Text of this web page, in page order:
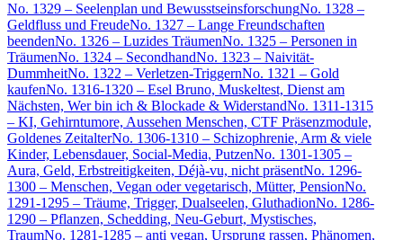
No. 1329 – Seelenplan und BewusstseinsforschungNo. 1328 –
Geldfluss und FreudeNo. 1327 – Lange Freundschaften
beendenNo. 1326 – Luzides TräumenNo. 1325 – Personen in
TräumenNo. 1324 – SecondhandNo. 1323 – Naivität-
DummheitNo. 1322 – Verletzen-TriggernNo. 1321 – Gold
kaufenNo. 1316-1320 – Esel Bruno, Muskeltest, Dienst am
Nächsten, Wer bin ich & Blockade & WiderstandNo. 1311-1315
– KI, Gehirntumore, Aussehen Menschen, CTF Präsenzmodule,
Goldenes ZeitalterNo. 1306-1310 – Schizophrenie, Arm & viele
Kinder, Lebensdauer, Social-Media, PutzenNo. 1301-1305 –
Aura, Geld, Erbstreitigkeiten, Déjà-vu, nicht präsentNo. 1296-
1300 – Menschen, Vegan oder vegetarisch, Mütter, PensionNo.
1291-1295 – Träume, Trigger, Dualseelen, GluthadionNo. 1286-
1290 – Pflanzen, Schedding, Neu-Geburt, Mystisches,
TraumNo. 1281-1285 – anti vegan, Ursprung rassen, Phänomen,